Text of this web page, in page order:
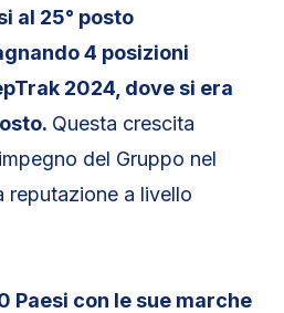
al 25° posto
4 posizioni
2024, dove si era
Questa crescita
del Gruppo nel
reputazione a livello
Paesi con le sue marche